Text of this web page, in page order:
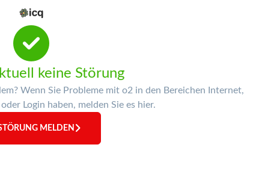
keine Störung
Wenn Sie Probleme mit o2 in den Bereichen Internet,
Login haben, melden Sie es hier.
MELDEN